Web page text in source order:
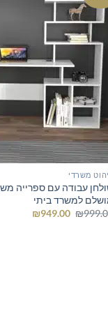
משרדי
עבודה עם ספרייה
למשרד ביתי
₪ המחיר ₪949.00